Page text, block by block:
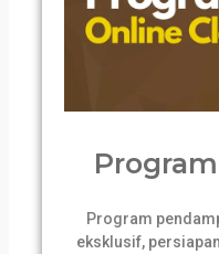
Program
eksklusif, persiapan